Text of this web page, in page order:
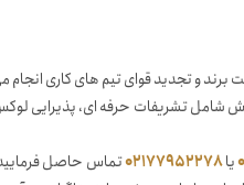
و تجدید قوای تیم های کاری انجام
شامل تشریفات حرفه ای، پذیرایی
یا02177952278تماس حاصل